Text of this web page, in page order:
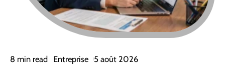
8 min read Entreprise 5 août 2026